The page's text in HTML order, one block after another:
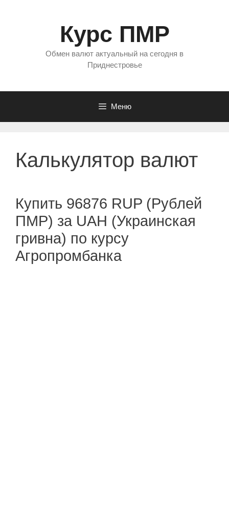
Курс ПМР
Обмен валют актуальный на сегодня в
Приднестровье
Меню
Калькулятор валют
Купить 96876 RUP (Рублей
ПМР) за UAH (Украинская
гривна) по курсу
Агропромбанка